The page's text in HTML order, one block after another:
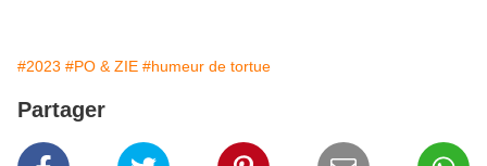
#2023 #PO & ZIE #humeur de tortue
Partager